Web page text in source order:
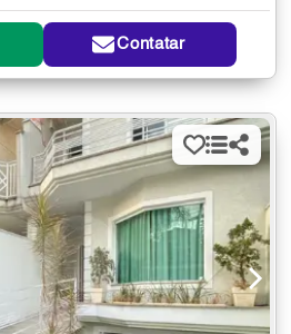
Contatar